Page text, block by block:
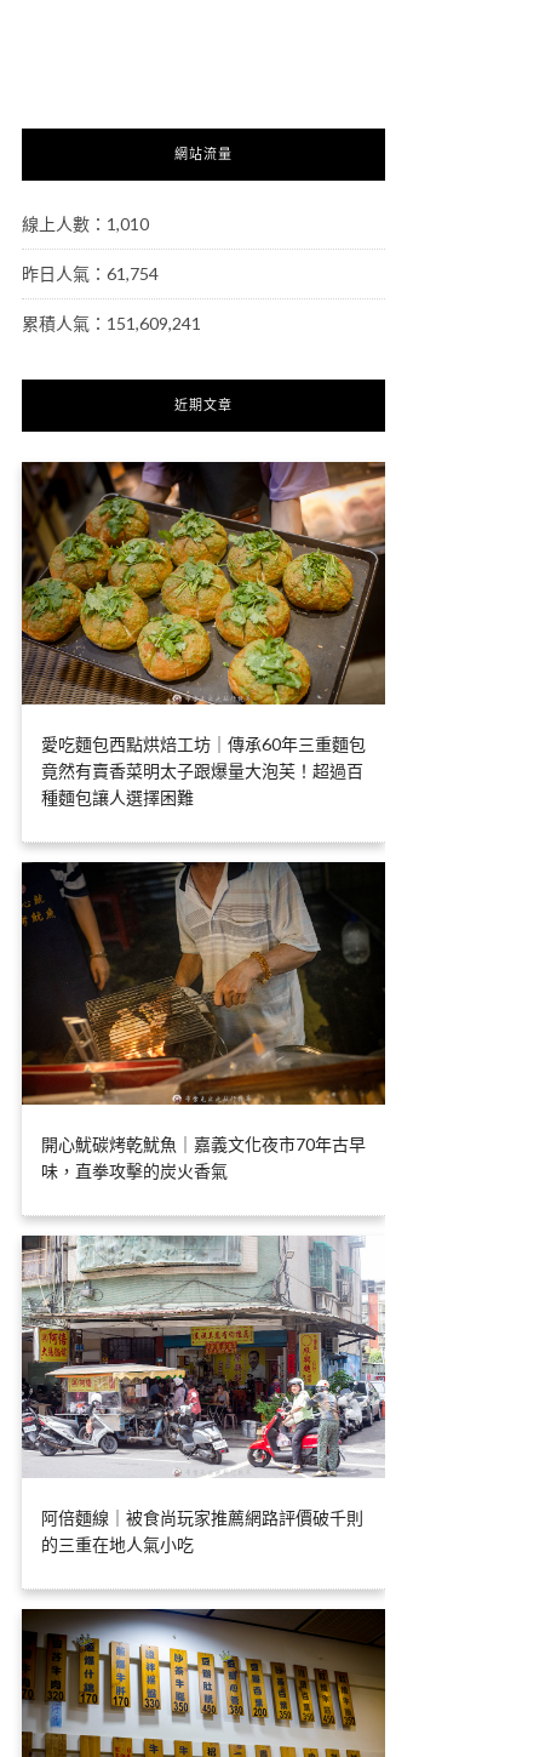
網站流量
線上人數：1,010
昨日人氣：61,754
累積人氣：151,609,241
近期文章
愛吃麵包西點烘焙工坊｜傳承60年三重麵包
竟然有賣香菜明太子跟爆量大泡芙！超過百
種麵包讓人選擇困難
開心魷碳烤乾魷魚｜嘉義文化夜市70年古早
味，直拳攻擊的炭火香氣
阿倍麵線｜被食尚玩家推薦網路評價破千則
的三重在地人氣小吃